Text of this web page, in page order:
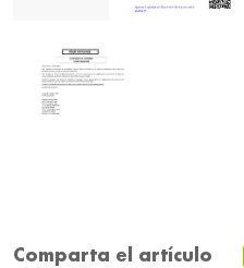
Comparta el artículo